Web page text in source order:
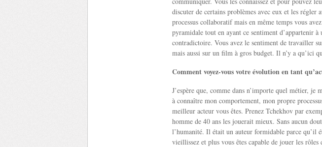
discuter de certains problèmes avec eux et les régler
processus collaboratif mais en même temps vous
pyramidale tout en ayant ce sentiment d’appartenir à
contradictoire. Vous avez le sentiment de travailler
mais aussi sur un film à gros budget. Il n’y a qu’ici
Comment voyez-vous votre évolution en tant
J’espère que, comme dans n’importe quel métier,
à connaître mon comportement, mon propre
meilleur acteur vous êtes. Prenez Tchekhov par
homme de 40 ans les jouerait mieux. Sans aucun
l’humanité. Il était un auteur formidable parce qu’il
vieillissez et plus vous êtes capable de jouer les